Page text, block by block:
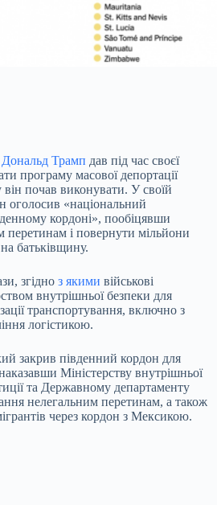
Дональд Трамп дав під час своєї
програму масової депортації
він почав виконувати. У своїй
оголосив «національний
кордоні», пообіцявши
перетинам і повернути мільйони
батьківщину.
згідно з якими військові
внутрішньої безпеки для
транспортування, включно з
логістикою.
закрив південний кордон для
Міністерству внутрішньої
та Державному департаменту
нелегальним перетинам, а також
через кордон з Мексикою.